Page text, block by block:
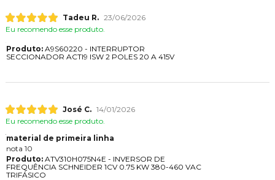
Tadeu R. 23/06/2026
Eu recomendo esse produto.
Produto:A9S60220 - INTERRUPTOR
SECCIONADOR ACTI9 ISW 2 POLES 20 A 415V
José C. 14/01/2026
Eu recomendo esse produto.
material de primeira linha
nota 10
Produto:ATV310H075N4E - INVERSOR DE
FREQUÊNCIA SCHNEIDER 1CV 0.75 KW 380-460 VAC
TRIFÁSICO